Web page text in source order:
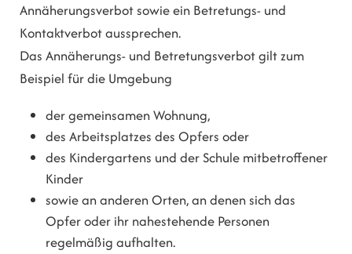
Annäherungsverbot sowie ein Betretungs- und
Kontaktverbot aussprechen.
Das Annäherungs- und Betretungsverbot gilt zum
Beispiel für die Umgebung
der gemeinsamen Wohnung,
des Arbeitsplatzes des Opfers oder
des Kindergartens und der Schule mitbetroffener
Kinder
sowie an anderen Orten, an denen sich das
Opfer oder ihr nahestehende Personen
regelmäßig aufhalten.